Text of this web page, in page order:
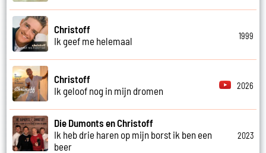
Christoff
Ik geef me helemaal
1999
Christoff
Ik geloof nog in mijn dromen
2026
Die Dumonts en Christoff
Ik heb drie haren op mijn borst ik ben een
beer
2023